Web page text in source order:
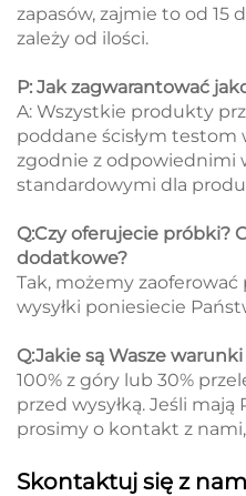
zapasów, zajmie to od 15
zależy od ilości.
P: Jak zagwarantować
A: Wszystkie produkty
poddane ścisłym
zgodnie z odpowiednimi
standardowymi dla
Q:Czy oferujecie próbki?
dodatkowe?
Tak, możemy
wysyłki poniesiecie
Q:Jakie są Wasze warunki
100% z góry lub 30%
przed wysyłką. Jeśli
prosimy o kontakt z
Skontaktuj się z